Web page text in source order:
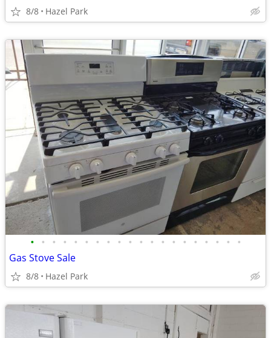
8/8 Hazel Park
• • • • • • • • • • • • • • • • • • • •
Gas Stove Sale
8/8 Hazel Park